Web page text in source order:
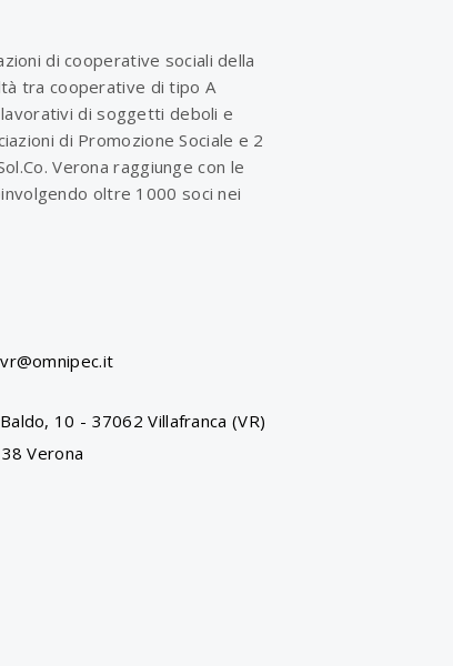
di cooperative sociali della
tra cooperative di tipo A
di soggetti deboli e
di Promozione Sociale e 2
Verona raggiunge con le
oltre 1000 soci nei
10 - 37062 Villafranca (VR)
Verona